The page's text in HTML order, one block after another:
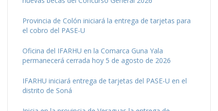
Provincia de Colón iniciará la entrega de tarjetas para
el cobro del PASE-U
Oficina del IFARHU en la Comarca Guna Yala
permanecerá cerrada hoy 5 de agosto de 2026
IFARHU iniciará entrega de tarjetas del PASE-U en el
distrito de Soná